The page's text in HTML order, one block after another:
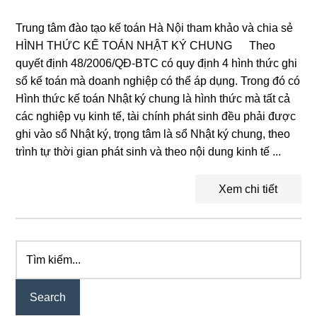
Trung tâm đào tạo kế toán Hà Nội tham khảo và chia sẻ
HÌNH THỨC KẾ TOÁN NHẬT KÝ CHUNG Theo
quyết định 48/2006/QĐ-BTC có quy định 4 hình thức ghi
sổ kế toán mà doanh nghiệp có thể áp dụng. Trong đó có
Hình thức kế toán Nhật ký chung là hình thức mà tất cả
các nghiệp vụ kinh tế, tài chính phát sinh đều phải được
ghi vào sổ Nhật ký, trọng tâm là sổ Nhật ký chung, theo
trình tự thời gian phát sinh và theo nội dung kinh tế ...
Xem chi tiết
Primary
Sidebar
kiếm...